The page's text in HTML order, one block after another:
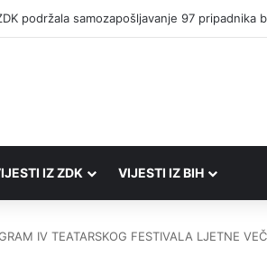
IZ ZDK VIJESTI IZ BIH
IV TEATARSKOG FESTIVALA LJETNE